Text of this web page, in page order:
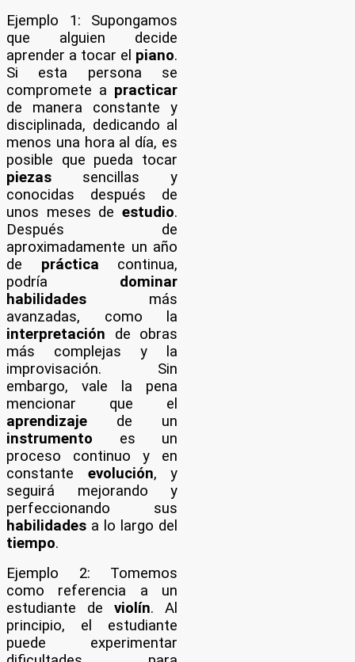
Ejemplo 1: Supongamos
que alguien decide
aprender a tocar el piano.
Si esta persona se
compromete a practicar
de manera constante y
disciplinada, dedicando al
menos una hora al día, es
posible que pueda tocar
piezas sencillas y
conocidas después de
unos meses de estudio.
Después de
aproximadamente un año
de práctica continua,
podría dominar
habilidades más
avanzadas, como la
interpretación de obras
más complejas y la
improvisación. Sin
embargo, vale la pena
mencionar que el
aprendizaje de un
instrumento es un
proceso continuo y en
constante evolución, y
seguirá mejorando y
perfeccionando sus
habilidades a lo largo del
tiempo.
Ejemplo 2: Tomemos
como referencia a un
estudiante de violín. Al
principio, el estudiante
puede experimentar